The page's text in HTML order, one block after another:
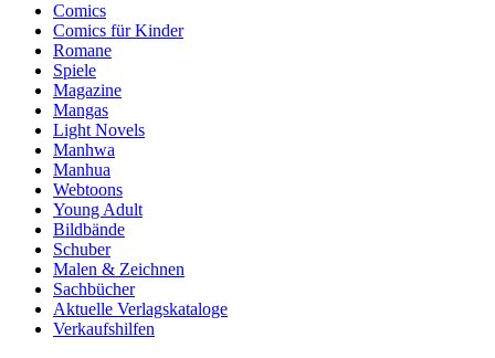
Comics
Comics für Kinder
Romane
Spiele
Magazine
Mangas
Light Novels
Manhwa
Manhua
Webtoons
Young Adult
Bildbände
Schuber
Malen & Zeichnen
Sachbücher
Aktuelle Verlagskataloge
Verkaufshilfen